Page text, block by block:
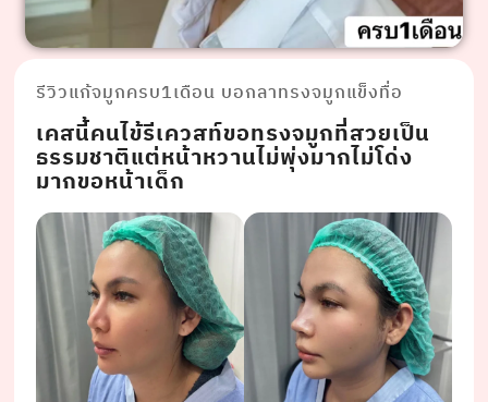
รีวิวแก้จมูกครบ1เดือน บอกลาทรงจมูกแข็งทื่อ
เคสนี้คนไข้รีเควสท์ขอทรงจมูกที่สวยเป็น
ธรรมชาติแต่หน้าหวานไม่พุ่งมากไม่โด่ง
มากขอหน้าเด็ก